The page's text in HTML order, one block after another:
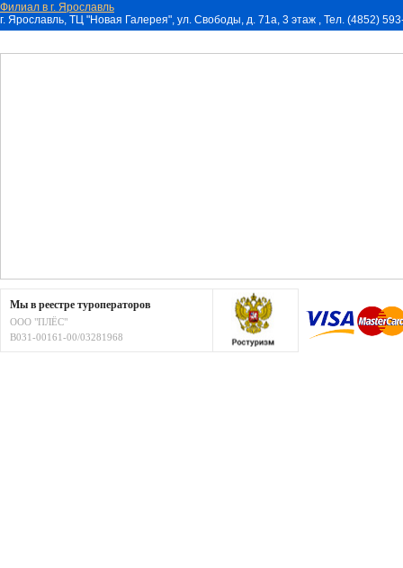
Филиал в г. Ярославль
г. Ярославль, ТЦ "Новая Галерея", ул. Свободы, д. 71a, 3 этаж , Тел. (4852)
Мы в реестре туроператоров
ООО "ПЛЁС"
В031-00161-00/03281968